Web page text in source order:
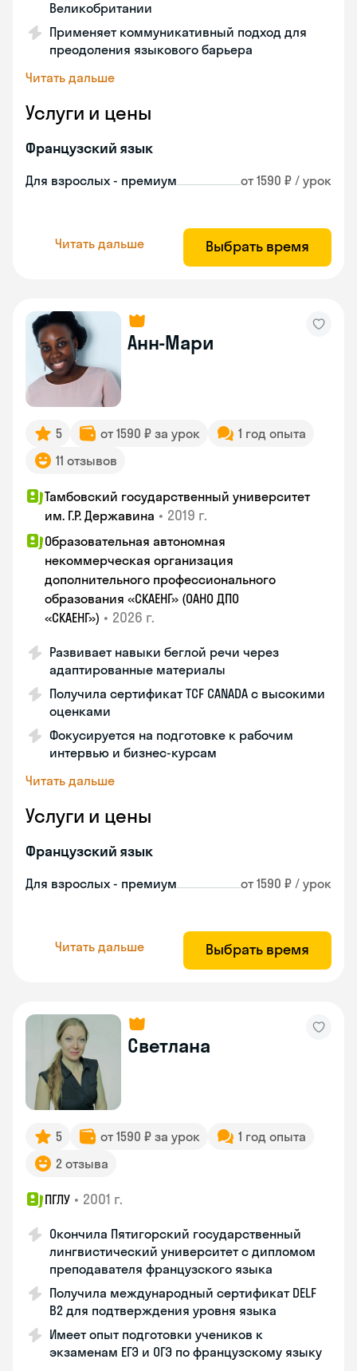
Великобритании
Применяет коммуникативный подход для
преодоления языкового барьера
Читать дальше
Услуги и цены
Французский язык
Для взрослых - премиум от 1590 ₽ / урок
Читать дальше Выбрать время
Анн-Мари
5 от 1590 ₽ за урок
1 год опыта
11 отзывов
Тамбовский государственный университет
им. Г.Р. Державина • 2019 г.
Образовательная автономная
некоммерческая организация
дополнительного профессионального
образования «СКАЕНГ» (ОАНО ДПО
«СКАЕНГ») • 2026 г.
Развивает навыки беглой речи через
адаптированные материалы
Получила сертификат TCF CANADA с высокими
оценками
Фокусируется на подготовке к рабочим
интервью и бизнес-курсам
Читать дальше
Услуги и цены
Французский язык
Для взрослых - премиум от 1590 ₽ / урок
Читать дальше Выбрать время
Светлана
5 от 1590 ₽ за урок
1 год опыта
2 отзыва
ПГЛУ • 2001 г.
Окончила Пятигорский государственный
лингвистический университет с дипломом
преподавателя французского языка
Получила международный сертификат DELF
B2 для подтверждения уровня языка
Имеет опыт подготовки учеников к
экзаменам ЕГЭ и ОГЭ по французскому языку